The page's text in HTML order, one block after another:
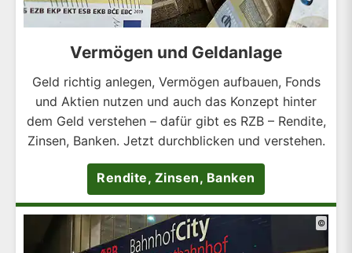
Vermögen und Geldanlage
Geld richtig anlegen, Vermögen aufbauen, Fonds
und Aktien nutzen und auch das Konzept hinter
dem Geld verstehen – dafür gibt es RZB – Rendite,
Zinsen, Banken. Jetzt durchblicken und verstehen.
Rendite, Zinsen, Banken
©